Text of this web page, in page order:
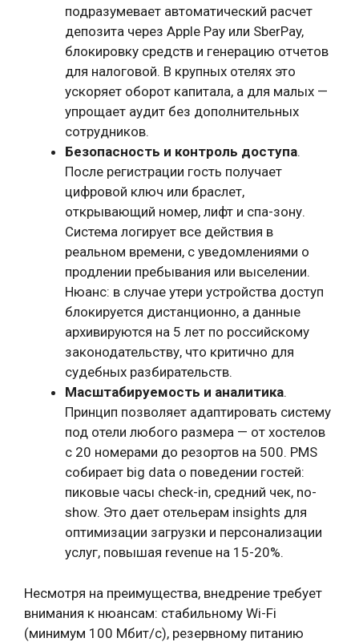
подразумевает автоматический расчет
депозита через Apple Pay или SberPay,
блокировку средств и генерацию отчетов
для налоговой. В крупных отелях это
ускоряет оборот капитала, а для малых —
упрощает аудит без дополнительных
сотрудников.
Безопасность и контроль доступа.
После регистрации гость получает
цифровой ключ или браслет,
открывающий номер, лифт и спа-зону.
Система логирует все действия в
реальном времени, с уведомлениями о
продлении пребывания или выселении.
Нюанс: в случае утери устройства доступ
блокируется дистанционно, а данные
архивируются на 5 лет по российскому
законодательству, что критично для
судебных разбирательств.
Масштабируемость и аналитика.
Принцип позволяет адаптировать систему
под отели любого размера — от хостелов
с 20 номерами до резортов на 500. PMS
собирает big data о поведении гостей:
пиковые часы check-in, средний чек, no-
show. Это дает отельерам insights для
оптимизации загрузки и персонализации
услуг, повышая revenue на 15-20%.
Несмотря на преимущества, внедрение требует
внимания к нюансам: стабильному Wi-Fi
(минимум 100 Мбит/с), резервному питанию